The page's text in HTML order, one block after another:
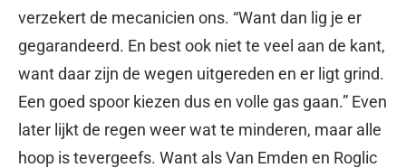
verzekert de mecanicien ons. “Want dan lig je er
gegarandeerd. En best ook niet te veel aan de kant,
want daar zijn de wegen uitgereden en er ligt grind.
Een goed spoor kiezen dus en volle gas gaan.” Even
later lijkt de regen weer wat te minderen, maar alle
hoop is tevergeefs. Want als Van Emden en Roglic